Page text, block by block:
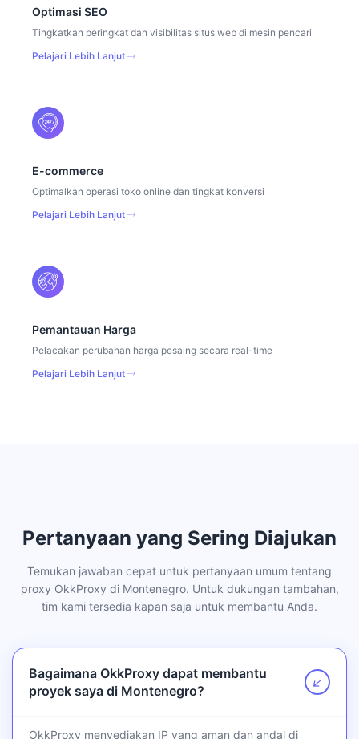
Optimasi SEO
Tingkatkan peringkat dan visibilitas situs web di mesin pencari
Pelajari Lebih Lanjut
E-commerce
Optimalkan operasi toko online dan tingkat konversi
Pelajari Lebih Lanjut
Pemantauan Harga
Pelacakan perubahan harga pesaing secara real-time
Pelajari Lebih Lanjut
Pertanyaan yang Sering Diajukan
Temukan jawaban cepat untuk pertanyaan umum tentang
proxy OkkProxy di Montenegro. Untuk dukungan tambahan,
tim kami tersedia kapan saja untuk membantu Anda.
Bagaimana OkkProxy dapat membantu
proyek saya di Montenegro?
↗
OkkProxy menyediakan IP yang aman dan andal di